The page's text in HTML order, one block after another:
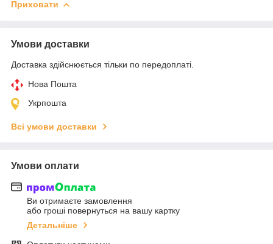
Приховати
Умови доставки
Доставка здійснюється тільки по передоплаті.
Нова Пошта
Укрпошта
Всі умови доставки
Умови оплати
Ви отримаєте замовлення
або гроші повернуться на вашу картку
Детальніше